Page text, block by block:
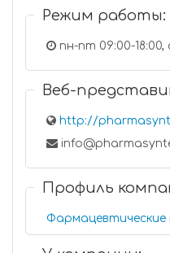
Режим работы:
пн-пт 09:00-18:00,
Веб-
http://
Профиль
Фармацевтические